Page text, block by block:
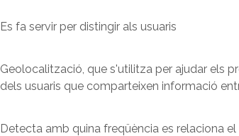
Es fa servir per distingir als usuaris
Geolocalització, que s'utilitza per ajudar els
dels usuaris que comparteixen informació
Detecta amb quina freqüència es relaciona